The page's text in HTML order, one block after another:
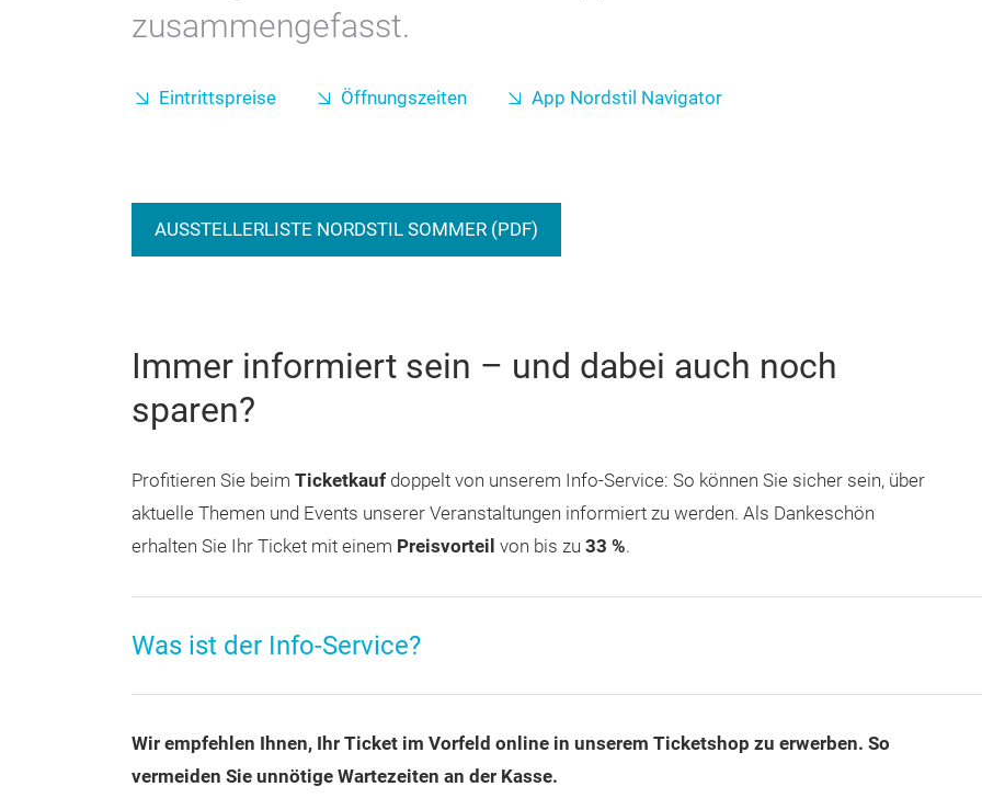
zusammengefasst.
Eintrittspreise Öffnungszeiten App Nordstil Navigator
AUSSTELLERLISTE NORDSTIL SOMMER (PDF)
Immer informiert sein – und dabei auch noch
sparen?
Profitieren Sie beim Ticketkauf doppelt von unserem Info-Service: So können Sie sicher sein, über
aktuelle Themen und Events unserer Veranstaltungen informiert zu werden. Als Dankeschön
erhalten Sie Ihr Ticket mit einem Preisvorteil von bis zu 33 %.
Was ist der Info-Service?
Wir empfehlen Ihnen, Ihr Ticket im Vorfeld online in unserem Ticketshop zu erwerben. So
vermeiden Sie unnötige Wartezeiten an der Kasse.